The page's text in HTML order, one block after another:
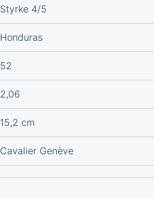
Styrke 4/5
Honduras
52
2,06
15,2 cm
Cavalier Genève